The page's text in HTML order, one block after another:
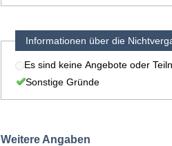
Informationen über die
Es sind keine Angebote oder
Sonstige Gründe
Weitere Angaben